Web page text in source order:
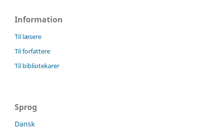
Information
Til læsere
Til forfattere
Til bibliotekarer
Sprog
Dansk